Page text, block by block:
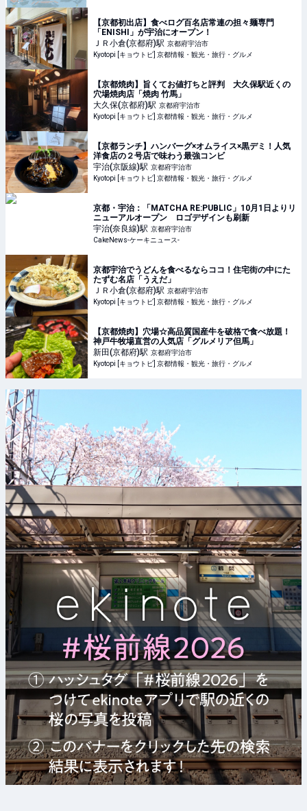
【京都初出店】食べログ百名店常連の担々麺専門
「ENISHI」が宇治にオープン！
ＪＲ小倉(京都府)駅 京都府宇治市
Kyotopi [キョウトピ] 京都情報・観光・旅行・グルメ
【京都焼肉】旨くてお値打ちと評判 大久保駅近くの
穴場焼肉店「焼肉 竹馬」
大久保(京都府)駅 京都府宇治市
Kyotopi [キョウトピ] 京都情報・観光・旅行・グルメ
【京都ランチ】ハンバーグ×オムライス×黒デミ！人気
洋食店の２号店で味わう最強コンビ
宇治(京阪線)駅 京都府宇治市
Kyotopi [キョウトピ] 京都情報・観光・旅行・グルメ
京都・宇治：「MATCHA RE:PUBLIC」10月1日よりリ
ニューアルオープン ロゴデザインも刷新
宇治(奈良線)駅 京都府宇治市
CakeNews-ケーキニュース-
京都宇治でうどんを食べるならココ！住宅街の中にた
たずむ名店「うえだ」
ＪＲ小倉(京都府)駅 京都府宇治市
Kyotopi [キョウトピ] 京都情報・観光・旅行・グルメ
【京都焼肉】穴場☆高品質国産牛を破格で食べ放題！
神戸牛牧場直営の人気店「グルメリア但馬」
新田(京都府)駅 京都府宇治市
Kyotopi [キョウトピ] 京都情報・観光・旅行・グルメ